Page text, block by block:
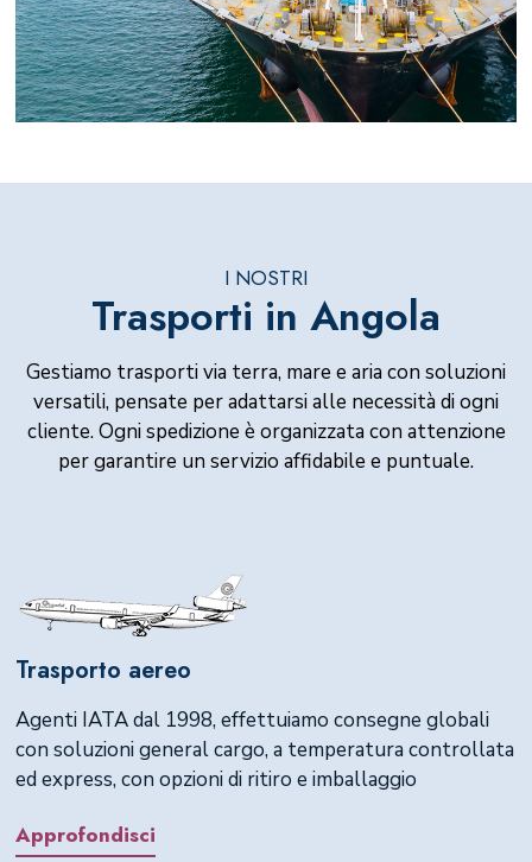
I NOSTRI
Trasporti in Angola
Gestiamo trasporti via terra, mare e aria con soluzioni
versatili, pensate per adattarsi alle necessità di ogni
cliente. Ogni spedizione è organizzata con attenzione
per garantire un servizio affidabile e puntuale.
Trasporto aereo
Agenti IATA dal 1998, effettuiamo consegne globali
con soluzioni general cargo, a temperatura controllata
ed express, con opzioni di ritiro e imballaggio
Approfondisci